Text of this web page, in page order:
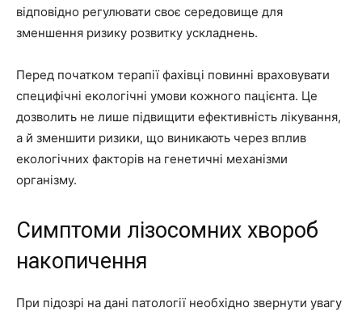
відповідно регулювати своє середовище для
зменшення ризику розвитку ускладнень.
Перед початком терапії фахівці повинні враховувати
специфічні екологічні умови кожного пацієнта. Це
дозволить не лише підвищити ефективність лікування,
а й зменшити ризики, що виникають через вплив
екологічних факторів на генетичні механізми
організму.
Симптоми лізосомних хвороб
накопичення
При підозрі на дані патології необхідно звернути увагу